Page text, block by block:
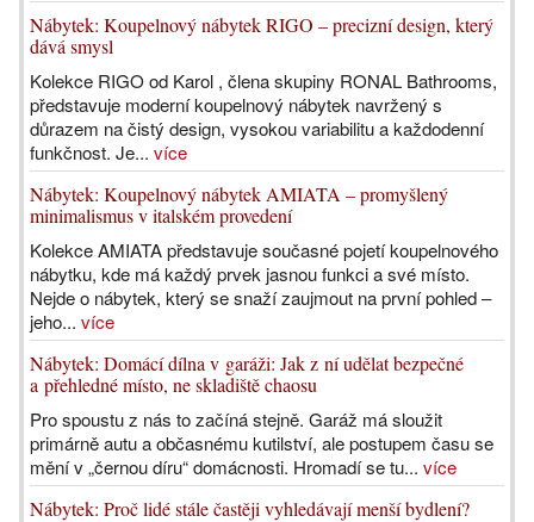
Nábytek: Koupelnový nábytek RIGO – precizní design, který
dává smysl
Kolekce RIGO od Karol , člena skupiny RONAL Bathrooms,
představuje moderní koupelnový nábytek navržený s
důrazem na čistý design, vysokou variabilitu a každodenní
funkčnost. Je... více
Nábytek: Koupelnový nábytek AMIATA – promyšlený
minimalismus v italském provedení
Kolekce AMIATA představuje současné pojetí koupelnového
nábytku, kde má každý prvek jasnou funkci a své místo.
Nejde o nábytek, který se snaží zaujmout na první pohled –
jeho... více
Nábytek: Domácí dílna v garáži: Jak z ní udělat bezpečné
a přehledné místo, ne skladiště chaosu
Pro spoustu z nás to začíná stejně. Garáž má sloužit
primárně autu a občasnému kutilství, ale postupem času se
mění v „černou díru“ domácnosti. Hromadí se tu... více
Nábytek: Proč lidé stále častěji vyhledávají menší bydlení?